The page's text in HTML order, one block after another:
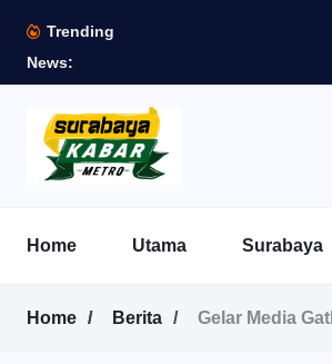
Trending
News:
Home Utama Surabaya
Home Berita Gelar Media